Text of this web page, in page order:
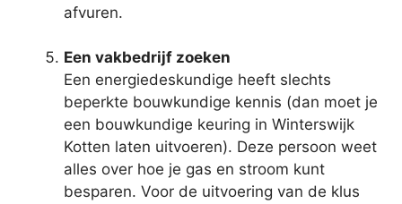
afvuren.
Een vakbedrijf zoeken
Een energiedeskundige heeft slechts
beperkte bouwkundige kennis (dan moet je
een bouwkundige keuring in Winterswijk
Kotten laten uitvoeren). Deze persoon weet
alles over hoe je gas en stroom kunt
besparen. Voor de uitvoering van de klus